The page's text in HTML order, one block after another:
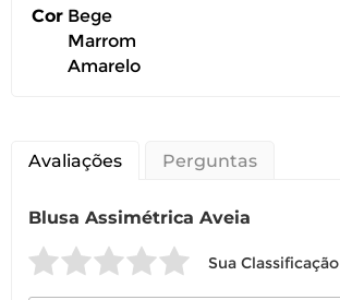
Cor Bege
Marrom
Amarelo
Avaliações Perguntas
Blusa Assimétrica Aveia
Sua Classificação